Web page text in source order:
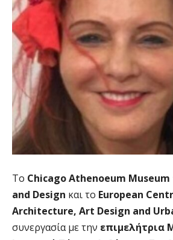
Το Chicago Athenoeum
and Design και το European
Architecture, Art Design and
συνεργασία με την επιμελήτρια